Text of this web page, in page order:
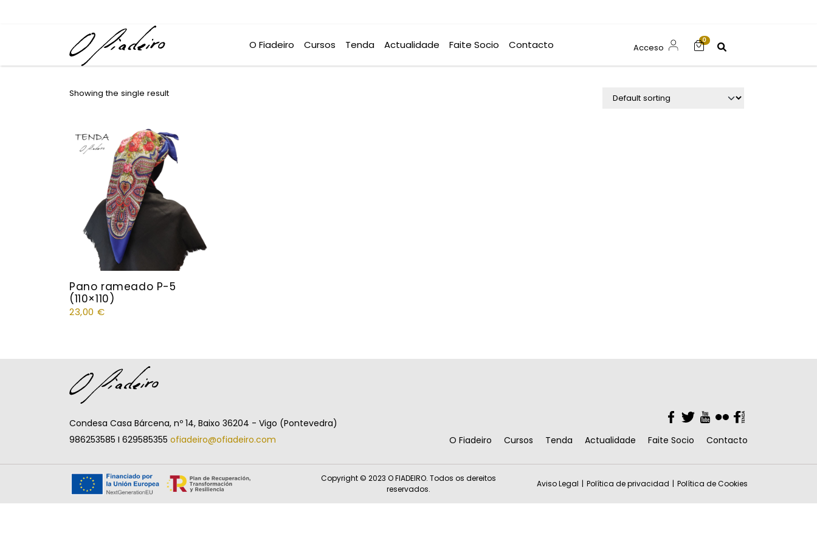
O Fiadeiro Cursos Tenda Actualidade Faite Socio Contacto Acceso
0
Showing the single result
Pano rameado P-5
(110×110)
23,00 €
Condesa Casa Bárcena, nº 14, Baixo 36204 - Vigo (Pontevedra)
986253585 I 629585355 ofiadeiro@ofiadeiro.com
Facebook
Twitter
YouTube
FlickrFacebook
O Fiadeiro Cursos Tenda Actualidade Faite Socio Contacto
Copyright © 2023 O FIADEIRO. Todos os dereitos
reservados.
Aviso Legal Política de privacidad Política de Cookies